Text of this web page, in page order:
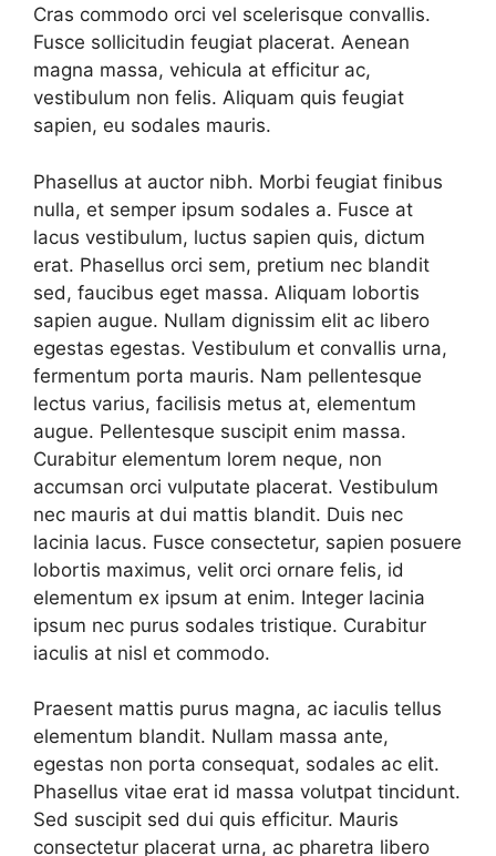
Cras commodo orci vel scelerisque convallis.
Fusce sollicitudin feugiat placerat. Aenean
magna massa, vehicula at efficitur ac,
vestibulum non felis. Aliquam quis feugiat
sapien, eu sodales mauris.
Phasellus at auctor nibh. Morbi feugiat finibus
nulla, et semper ipsum sodales a. Fusce at
lacus vestibulum, luctus sapien quis, dictum
erat. Phasellus orci sem, pretium nec blandit
sed, faucibus eget massa. Aliquam lobortis
sapien augue. Nullam dignissim elit ac libero
egestas egestas. Vestibulum et convallis urna,
fermentum porta mauris. Nam pellentesque
lectus varius, facilisis metus at, elementum
augue. Pellentesque suscipit enim massa.
Curabitur elementum lorem neque, non
accumsan orci vulputate placerat. Vestibulum
nec mauris at dui mattis blandit. Duis nec
lacinia lacus. Fusce consectetur, sapien posuere
lobortis maximus, velit orci ornare felis, id
elementum ex ipsum at enim. Integer lacinia
ipsum nec purus sodales tristique. Curabitur
iaculis at nisl et commodo.
Praesent mattis purus magna, ac iaculis tellus
elementum blandit. Nullam massa ante,
egestas non porta consequat, sodales ac elit.
Phasellus vitae erat id massa volutpat tincidunt.
Sed suscipit sed dui quis efficitur. Mauris
consectetur placerat urna, ac pharetra libero